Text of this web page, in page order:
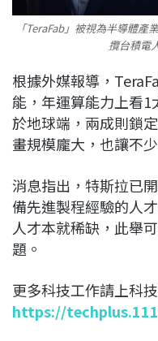
「TeraFab」被視為半導體
攬台積電
根據外媒報導，
能，年運算能力上看1
於地球端，兩成則鎖
畫規模龐大，也讓不
消息指出，特斯拉已
備先進製程經驗的人
人才本就稀缺，此舉
題。
更多科技工作請上科
https://